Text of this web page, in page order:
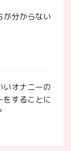
が分からない
いオナニーの
をすることに